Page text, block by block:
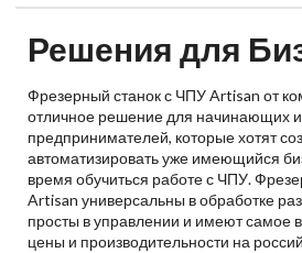
Решения для
Фрезерный станок с ЧПУ Artisan от
отличное решение для начинающих
предпринимателей, которые хотят
автоматизировать уже имеющийся
время обучиться работе с ЧПУ.
Artisan универсальны в обработке
просты в управлении и имеют самое
цены и производительности на